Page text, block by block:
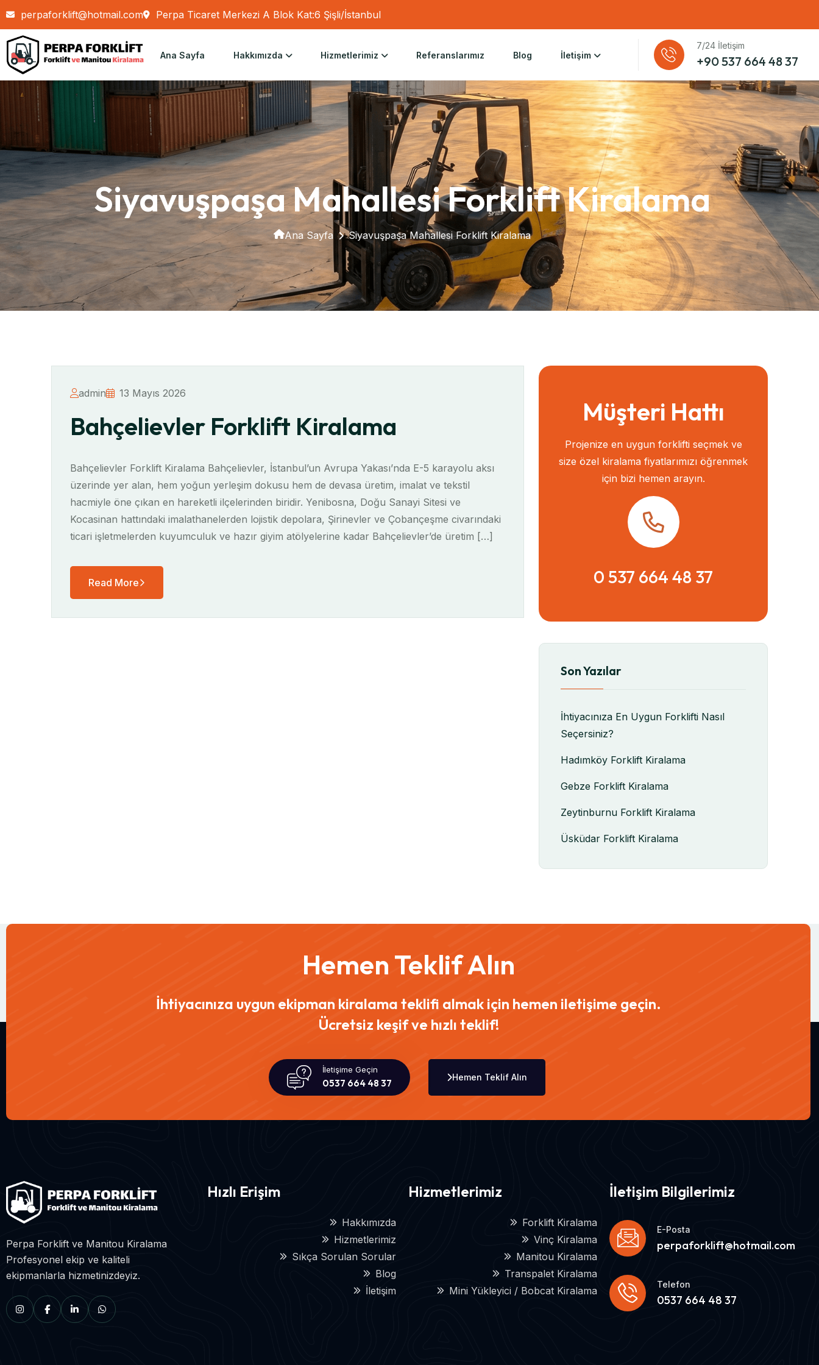
perpaforklift@hotmail.com Perpa Ticaret Merkezi A Blok Kat:6 Şişli/İstanbul
Ana Sayfa Hakkımızda Hizmetlerimiz Referanslarımız Blog İletişim +90 537 664 48 37
7/24 İletişim
Siyavuşpaşa Mahallesi Forklift Kiralama
Ana Sayfa Siyavuşpaşa Mahallesi Forklift Kiralama
admin 13 Mayıs 2026
Bahçelievler Forklift Kiralama
Bahçelievler Forklift Kiralama Bahçelievler, İstanbul’un Avrupa Yakası’nda E-5 karayolu aksı
üzerinde yer alan, hem yoğun yerleşim dokusu hem de devasa üretim, imalat ve tekstil
hacmiyle öne çıkan en hareketli ilçelerinden biridir. Yenibosna, Doğu Sanayi Sitesi ve
Kocasinan hattındaki imalathanelerden lojistik depolara, Şirinevler ve Çobançeşme civarındaki
ticari işletmelerden kuyumculuk ve hazır giyim atölyelerine kadar Bahçelievler’de üretim […]
Read More
Müşteri Hattı
Projenize en uygun forklifti seçmek ve
size özel kiralama fiyatlarımızı öğrenmek
için bizi hemen arayın.
0 537 664 48 37
Son Yazılar
İhtiyacınıza En Uygun Forklifti Nasıl
Seçersiniz?
Hadımköy Forklift Kiralama
Gebze Forklift Kiralama
Zeytinburnu Forklift Kiralama
Üsküdar Forklift Kiralama
Hemen Teklif Alın
İhtiyacınıza uygun ekipman kiralama teklifi almak için hemen iletişime geçin.
Ücretsiz keşif ve hızlı teklif!
0537 664 48 37
İletişime Geçin
Hemen Teklif Alın
Perpa Forklift ve Manitou Kiralama
Profesyonel ekip ve kaliteli
ekipmanlarla hizmetinizdeyiz.
Hızlı Erişim
Hakkımızda
Hizmetlerimiz
Sıkça Sorulan Sorular
Blog
İletişim
Hizmetlerimiz
Forklift Kiralama
Vinç Kiralama
Manitou Kiralama
Transpalet Kiralama
Mini Yükleyici / Bobcat Kiralama
İletişim Bilgilerimiz
perpaforklift@hotmail.com
E-Posta
0537 664 48 37
Telefon